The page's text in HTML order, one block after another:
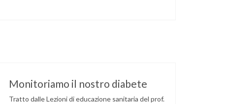
Monitoriamo il nostro diabete
Tratto dalle Lezioni di educazione sanitaria del prof.